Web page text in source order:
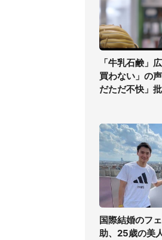
「牛乳石鹸」
買わない」の
だただ不快」
国際結婚のフ
助、25歳の美